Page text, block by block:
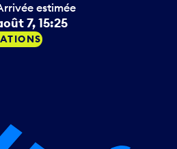
estimée
7, 15:25